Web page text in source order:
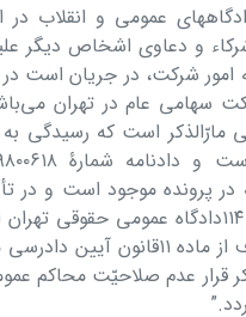
آیین دادرسی دادگاهھای عمومی و
شرکاء و دعاوی اشخاص دیگر
شرکت، در جریان است
سھامی عام در تھران
ماده ٢٢قانون آیین دادرسی مارّالذکر است که
که در پرونده موجود است و
شعبه نھم دادگاه عمومی حقوقی ھمدان به صلاحیّت شعبه
مؤیّد این مطلب است. بر این اساس دعوی مطروحه منصرف
آیین دادرسی مارّالذکر قرار عدم